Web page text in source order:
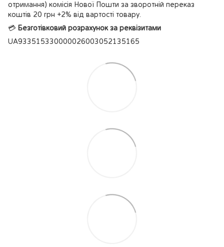
отримання) комісія Нової Пошти за зворотній переказ
коштів 20 грн +2% від вартості товару.
💳 Безготівковий розрахунок за реквізитами
UA933515330000026003052135165